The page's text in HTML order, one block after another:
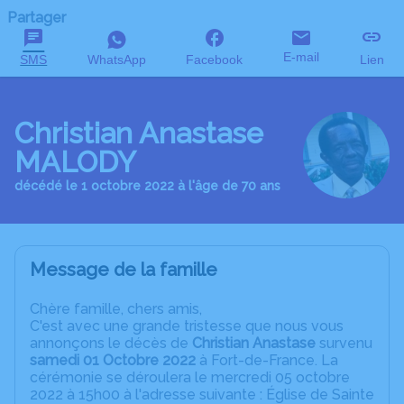
Partager
SMS WhatsApp Facebook E-mail Lien
Christian Anastase
MALODY
décédé le 1 octobre 2022 à l'âge de 70 ans
Message de la famille
Chère famille, chers amis,
C'est avec une grande tristesse que nous vous
annonçons le décès de Christian Anastase survenu
samedi 01 Octobre 2022 à Fort-de-France. La
cérémonie se déroulera le mercredi 05 octobre
2022 à 15h00 à l'adresse suivante : Église de Sainte